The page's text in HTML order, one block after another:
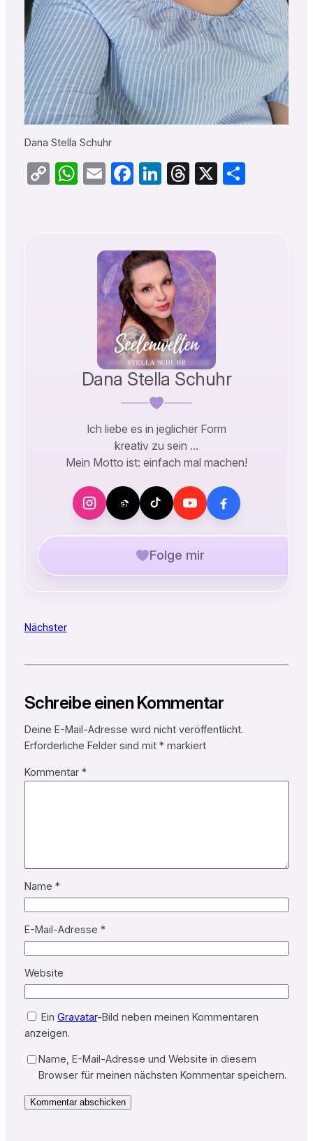
Dana Stella Schuhr
CopyWhatsApp
EmailFacebook
LinkedIn
Threads
X Teilen
Dana Stella Schuhr
Ich liebe es in jeglicher Form
kreativ zu sein …
Mein Motto ist: einfach mal machen!
Folge mir
Nächster
Schreibe einen Kommentar
Deine E-Mail-Adresse wird nicht veröffentlicht.
Erforderliche Felder sind mit *markiert
Kommentar *
Name *
E-Mail-Adresse *
Website
Ein Gravatar-Bild neben meinen Kommentaren
anzeigen.
Name, E-Mail-Adresse und Website in diesem
Browser für meinen nächsten Kommentar speichern.